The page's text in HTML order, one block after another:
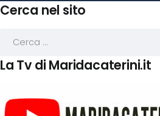
Cerca nel sito
La Tv di Maridacaterini.it